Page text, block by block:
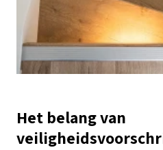
Het belang van